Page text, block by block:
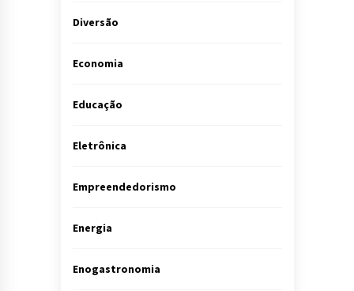
Diversão
Economia
Educação
Eletrônica
Empreendedorismo
Energia
Enogastronomia